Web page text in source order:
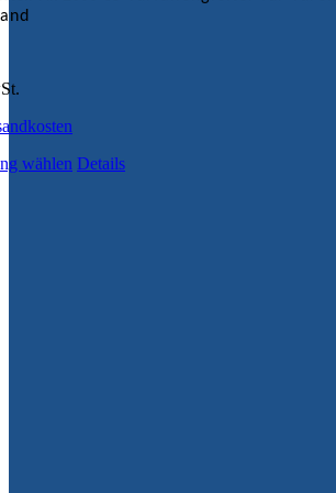
wählen Details